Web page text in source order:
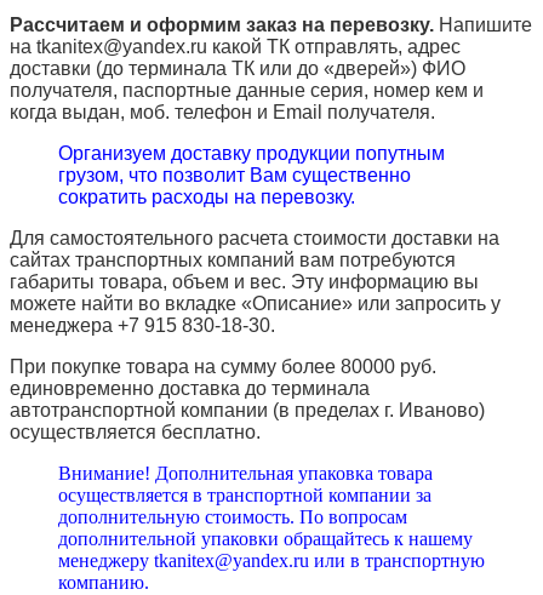
Рассчитаем и оформим заказ на перевозку. Напишите
на tkanitex@yandex.ru какой ТК отправлять, адрес
доставки (до терминала ТК или до «дверей») ФИО
получателя, паспортные данные серия, номер кем и
когда выдан, моб. телефон и Email получателя.
Организуем доставку продукции попутным
грузом, что позволит Вам существенно
сократить расходы на перевозку.
Для самостоятельного расчета стоимости доставки на
сайтах транспортных компаний вам потребуются
габариты товара, объем и вес. Эту информацию вы
можете найти во вкладке «Описание» или запросить у
менеджера +7 915 830-18-30.
При покупке товара на сумму более 80000 руб.
единовременно доставка до терминала
автотранспортной компании (в пределах г. Иваново)
осуществляется бесплатно.
Внимание! Дополнительная упаковка товара
осуществляется в транспортной компании за
дополнительную стоимость. По вопросам
дополнительной упаковки обращайтесь к нашему
менеджеру tkanitex@yandex.ru или в транспортную
компанию.